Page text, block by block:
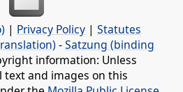
| Privacy Policy | Statutes
-Satzung (binding
information: Unless
text and images on this